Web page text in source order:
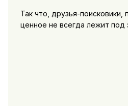
Так что, друзья-поисковики,
ценное не всегда лежит под